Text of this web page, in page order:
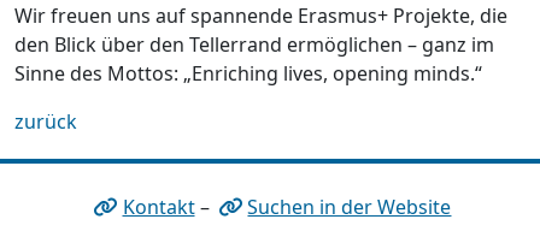
Wir freuen uns auf spannende Erasmus+ Projekte, die
den Blick über den Tellerrand ermöglichen – ganz im
Sinne des Mottos: „Enriching lives, opening minds.“
zurück
Kontakt–
Suchen in der Website